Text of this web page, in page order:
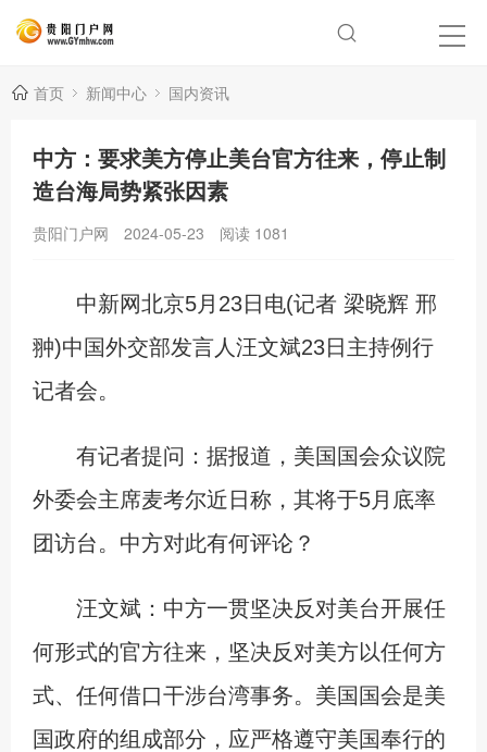
首页 新闻中心 国内资讯
中方：要求美方停止美台官方往来，停止制
造台海局势紧张因素
贵阳门户网 2024-05-23 阅读 1081
中新网北京5月23日电(记者 梁晓辉 邢
翀)中国外交部发言人汪文斌23日主持例行
记者会。
有记者提问：据报道，美国国会众议院
外委会主席麦考尔近日称，其将于5月底率
团访台。中方对此有何评论？
汪文斌：中方一贯坚决反对美台开展任
何形式的官方往来，坚决反对美方以任何方
式、任何借口干涉台湾事务。美国国会是美
国政府的组成部分，应严格遵守美国奉行的